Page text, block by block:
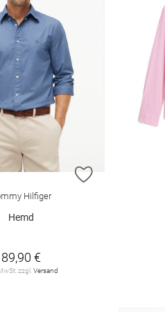
HINZUFÜGEN
Hilfiger
Hemd
89,90 €
zzgl.Versand